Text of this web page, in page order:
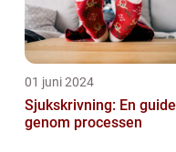
01 juni 2024
Sjukskrivning: En guide
genom processen